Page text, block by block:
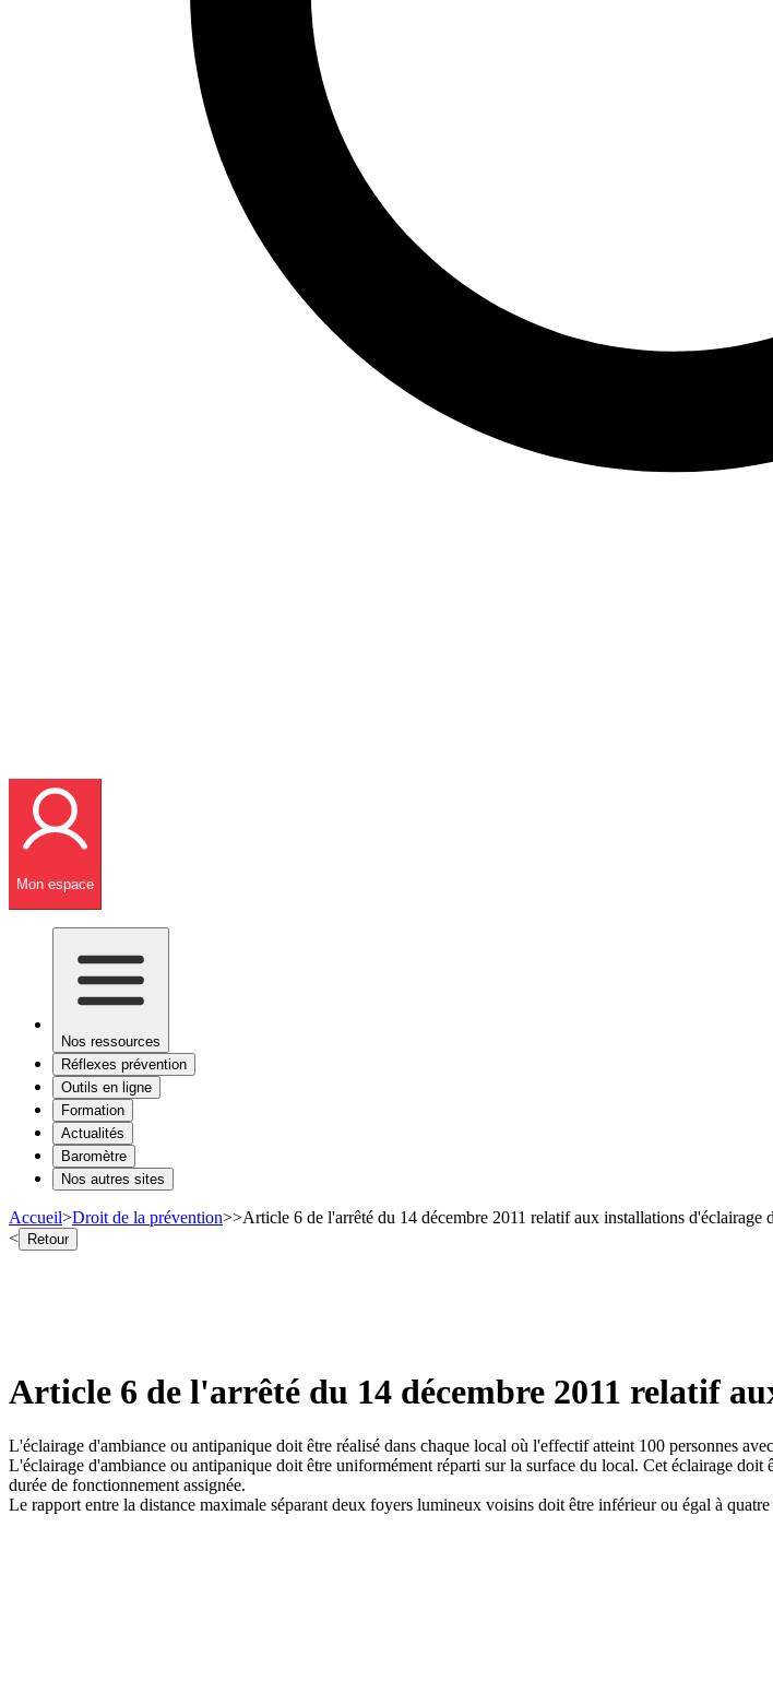
Mon espace
Nos ressources
Réflexes prévention
Outils en ligne
Formation
Actualités
Baromètre
Nos autres sites
Accueil>Droit de la prévention>>Article 6 de l'arrêté du 14 décembre 2011 relatif aux installations d'éclairage
< Retour
Article 6 de l'arrêté du 14 décembre 2011 relatif
L'éclairage d'ambiance ou antipanique doit être réalisé dans chaque local où l'effectif atteint 100 personnes
L'éclairage d'ambiance ou antipanique doit être uniformément réparti sur la surface du local. Cet éclairage
durée de fonctionnement assignée.
Le rapport entre la distance maximale séparant deux foyers lumineux voisins doit être inférieur ou égal à